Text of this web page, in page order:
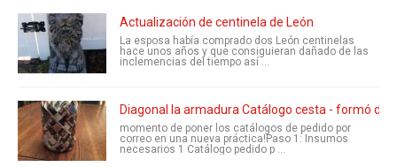
Actualización de centinela de León
La esposa había comprado dos León centinelas
hace unos años y que consiguieran dañado de las
inclemencias del tiempo así ...
Diagonal la armadura Catálogo cesta - formó de
momento de poner los catálogos de pedido por
correo en una nueva práctica!Paso 1: Insumos
necesarios 1 Catálogo pedido p ...